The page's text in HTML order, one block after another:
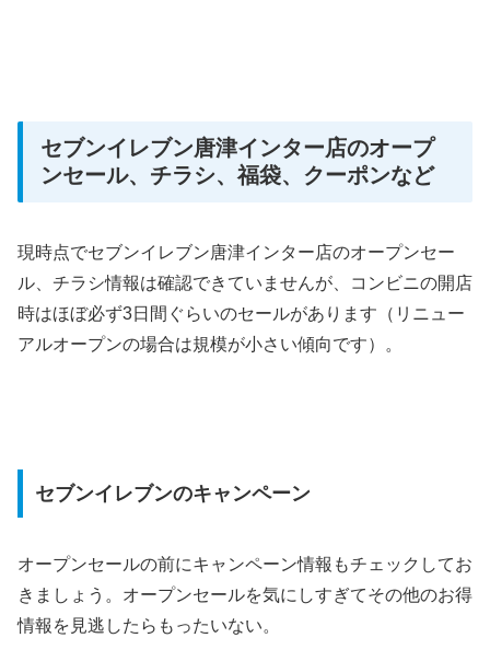
セブンイレブン唐津インター店のオープ
ンセール、チラシ、福袋、クーポンなど
現時点でセブンイレブン唐津インター店のオープンセー
ル、チラシ情報は確認できていませんが、コンビニの開店
時はほぼ必ず3日間ぐらいのセールがあります（リニュー
アルオープンの場合は規模が小さい傾向です）。
セブンイレブンのキャンペーン
オープンセールの前にキャンペーン情報もチェックしてお
きましょう。オープンセールを気にしすぎてその他のお得
情報を見逃したらもったいない。